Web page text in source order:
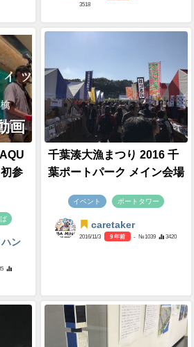
3518
画
参
ン
千葉湊大漁まつり 2016 千
葉ポートパーク メイン会場
イベント ポートタワー
caretaker
2016/11/3 9 年前 - №1039 3420